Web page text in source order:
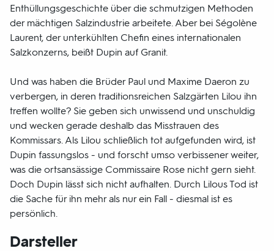
Enthüllungsgeschichte über die schmutzigen Methoden
der mächtigen Salzindustrie arbeitete. Aber bei Ségolène
Laurent, der unterkühlten Chefin eines internationalen
Salzkonzerns, beißt Dupin auf Granit.
Und was haben die Brüder Paul und Maxime Daeron zu
verbergen, in deren traditionsreichen Salzgärten Lilou ihn
treffen wollte? Sie geben sich unwissend und unschuldig
und wecken gerade deshalb das Misstrauen des
Kommissars. Als Lilou schließlich tot aufgefunden wird, ist
Dupin fassungslos - und forscht umso verbissener weiter,
was die ortsansässige Commissaire Rose nicht gern sieht.
Doch Dupin lässt sich nicht aufhalten. Durch Lilous Tod ist
die Sache für ihn mehr als nur ein Fall - diesmal ist es
persönlich.
Darsteller